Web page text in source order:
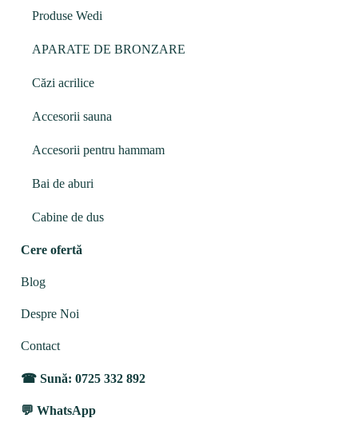
Produse Wedi
APARATE DE BRONZARE
Căzi acrilice
Accesorii sauna
Accesorii pentru hammam
Bai de aburi
Cabine de dus
Cere ofertă
Blog
Despre Noi
Contact
Sună: 0725 332 892
WhatsApp